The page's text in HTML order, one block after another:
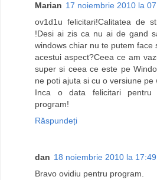
Marian 17 noiembrie 2010 la
ov1d1u felicitari!Calitatea de
!Desi ai zis ca nu ai de gand
windows chiar nu te putem face
acestui aspect?Ceea ce am
super si ceea ce este pe
ne poti ajuta si cu o versiune pe
Inca o data felicitari pentru
program!
Răspundeți
dan 18 noiembrie 2010 la 17:49
Bravo ovidiu pentru program.